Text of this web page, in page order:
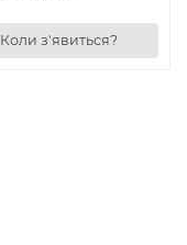
Коли з'явиться?